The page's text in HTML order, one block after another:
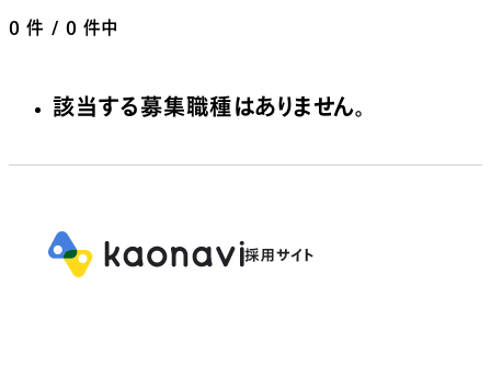
0 件 / 0 件中
該当する募集職種はありません。